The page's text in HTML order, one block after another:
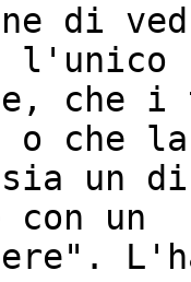
di
l'unico
che
o che
un
con un